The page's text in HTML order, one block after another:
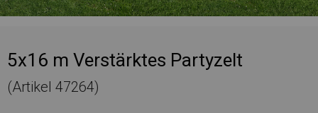
5x16 m Verstärktes Partyzelt
(Artikel 47264)